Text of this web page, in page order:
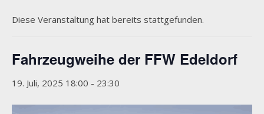
Diese Veranstaltung hat bereits stattgefunden.
Fahrzeugweihe der FFW Edeldorf
19. Juli, 2025 18:00 - 23:30